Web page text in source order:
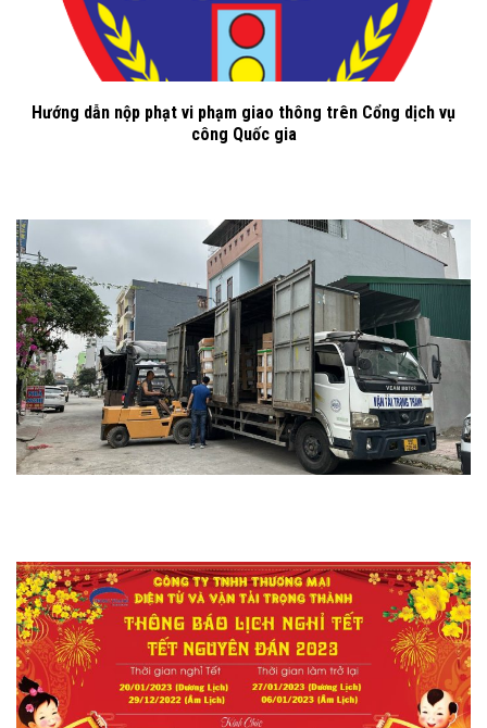
Hướng dẫn nộp phạt vi phạm giao thông trên Cổng dịch vụ
công Quốc gia